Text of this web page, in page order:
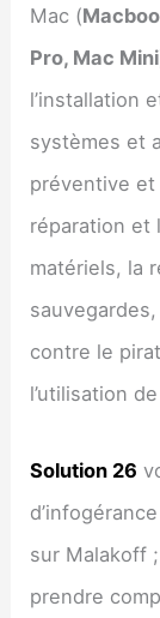
Mac (
Pro, Mac Mini
l’installation
systèmes et
préventive
réparation et
matériels, la
contre le
l’utilisation
Solution 26
sur Malakoff
prendre